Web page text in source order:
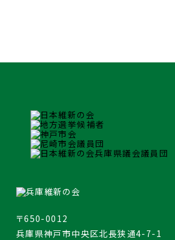
〒650-0012
兵庫県神戸市中央区北長狭通4-7-1